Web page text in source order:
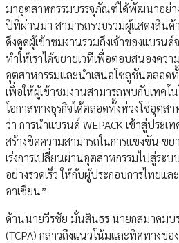
มาอุตสาหกรรมบรรจุภัณฑ์ได้พัฒนาอย่า
ปีที่ผ่านมา สามารถรวบรวมผู้แสดงสิน
ดึงดูดผู้เข้าชมงานรวมถึงเจ้าของแบรน
ทำให้เราได้ขยายเวทีเพื่อตอบสนองคว
อุตสาหกรรมและนำเสนอโซลูชันตลอด
เพื่อให้ผู้เข้าชมงานสามารถพบกับเทคโ
โอกาสทางธุรกิจได้ตลอดทั้งห่วงโซ่อุตส
ว่า การนำแบรนด์ WEPACK เข้าสู่ประเ
สร้างขีดความสามารถในการแข่งขัน ขย
เร่งการเปลี่ยนผ่านอุตสาหกรรมไปสู่ระ
อย่างรวดเร็ว ให้กับผู้ประกอบการไทยแ
อาเซียน”
ด้านนายวีรชัย มั่นสินธร นายกสมาคม
(TCPA) กล่าวถึงแนวโน้มและทิศทางข